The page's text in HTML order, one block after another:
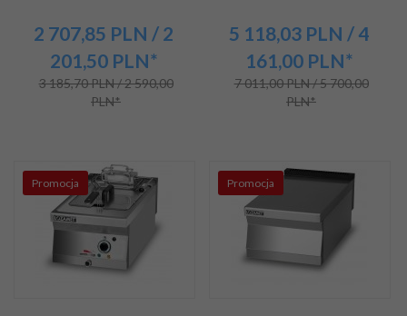
2 707,85 PLN / 2
201,50 PLN*
3 185,70 PLN / 2 590,00
PLN*
5 118,03 PLN / 4
161,00 PLN*
7 011,00 PLN / 5 700,00
PLN*
Promocja Promocja